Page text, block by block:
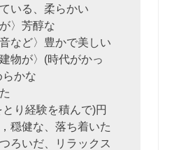
いる、柔らかい
〉芳醇な
など〉豊かで美しい
物が〉(時代がかっ
らかな
とり経験を積んで)円
穏健な、落ち着いた
ろいだ、リラックス